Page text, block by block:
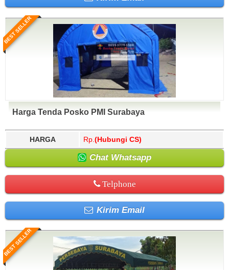
BEST SELLER
Harga Tenda Posko PMI Surabaya
HARGA Rp. (Hubungi CS)
Chat Whatsapp
Telphone
Kirim Email
BEST SELLER